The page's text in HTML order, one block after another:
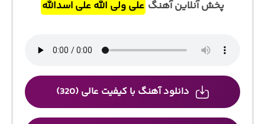
پخش آنلاین آهنگ علی ولی الله علی اسدالله
دانلود آهنگ با کیفیت عالی (320)